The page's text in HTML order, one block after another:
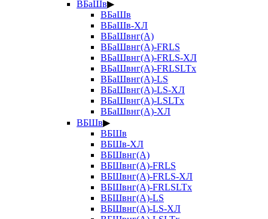
ВБаШв▶
ВБаШв
ВБаШв-ХЛ
ВБаШвнг(А)
ВБаШвнг(А)-FRLS
ВБаШвнг(А)-FRLS-ХЛ
ВБаШвнг(А)-FRLSLTx
ВБаШвнг(А)-LS
ВБаШвнг(А)-LS-ХЛ
ВБаШвнг(А)-LSLTx
ВБаШвнг(А)-ХЛ
ВБШв▶
ВБШв
ВБШв-ХЛ
ВБШвнг(А)
ВБШвнг(А)-FRLS
ВБШвнг(А)-FRLS-ХЛ
ВБШвнг(А)-FRLSLTx
ВБШвнг(А)-LS
ВБШвнг(А)-LS-ХЛ